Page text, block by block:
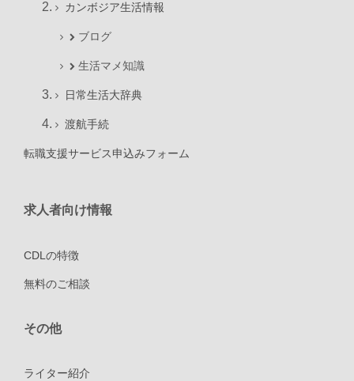
カンボジア生活情報
ブログ
生活マメ知識
日常生活大辞典
渡航手続
転職支援サービス申込みフォーム
求人者向け情報
CDLの特徴
無料のご相談
その他
ライター紹介